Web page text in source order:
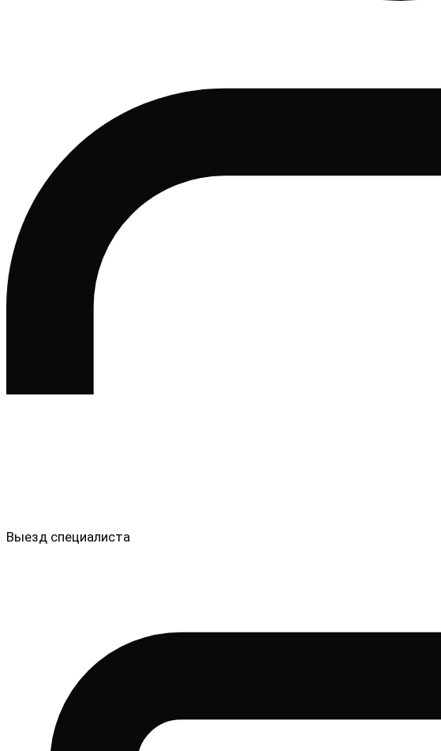
Выезд специалиста